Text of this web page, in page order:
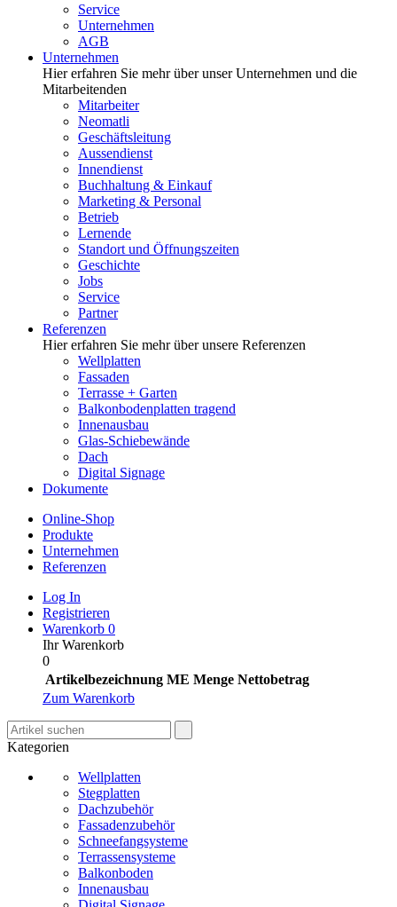
Service
Unternehmen
AGB
Unternehmen
Hier erfahren Sie mehr über unser Unternehmen und die
Mitarbeitenden
Mitarbeiter
Neomatli
Geschäftsleitung
Aussendienst
Innendienst
Buchhaltung & Einkauf
Marketing & Personal
Betrieb
Lernende
Standort und Öffnungszeiten
Geschichte
Jobs
Service
Partner
Referenzen
Hier erfahren Sie mehr über unsere Referenzen
Wellplatten
Fassaden
Terrasse + Garten
Balkonbodenplatten tragend
Innenausbau
Glas-Schiebewände
Dach
Digital Signage
Dokumente
Online-Shop
Produkte
Unternehmen
Referenzen
Log In
Registrieren
Warenkorb 0
Ihr Warenkorb
0
Artikelbezeichnung ME Menge Nettobetrag
Zum Warenkorb
Kategorien
Wellplatten
Stegplatten
Dachzubehör
Fassadenzubehör
Schneefangsysteme
Terrassensysteme
Balkonboden
Innenausbau